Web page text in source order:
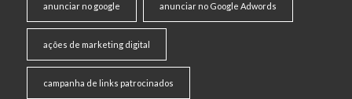
anunciar no google anunciar no Google Adwords
ações de marketing digital
campanha de links patrocinados